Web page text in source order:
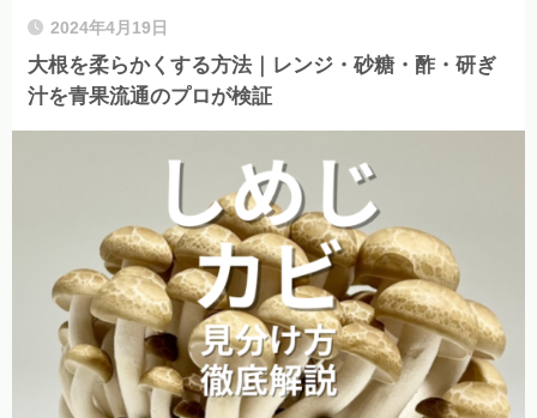
2024年4月19日
大根を柔らかくする方法｜レンジ・砂糖・酢・研ぎ
汁を青果流通のプロが検証